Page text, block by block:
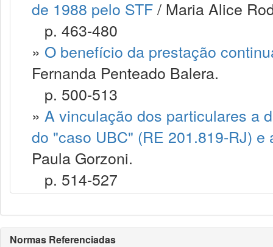
de 1988 pelo STF/ Maria Alice
p. 463-480
» O benefício da prestação
Fernanda Penteado Balera.
p. 500-513
» A vinculação dos particulares a
do "caso UBC" (RE 201.819-RJ)
Paula Gorzoni.
p. 514-527
Normas Referenciadas